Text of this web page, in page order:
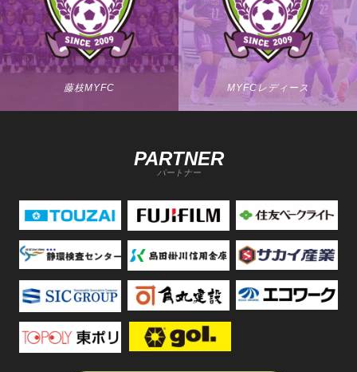
藤枝MYFC MYFCレディース
PARTNER
パートナー